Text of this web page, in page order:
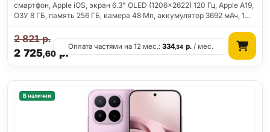
смартфон, Apple iOS, экран 6.3" OLED (1206x2622) 120 Гц, Apple A19,
ОЗУ 8 ГБ, память 256 ГБ, камера 48 Мп, аккумулятор 3692 мАч, 1…
2 725,60 р.
2 821р.
Оплата частями на 12 мес.:334,34 р./ мес.
В наличии